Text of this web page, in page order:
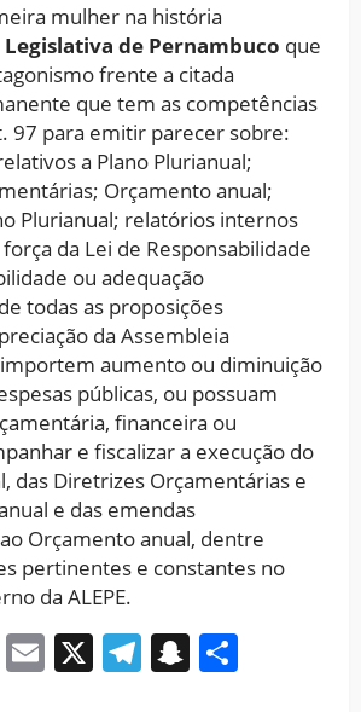
mulher na história
de Pernambuco que
frente a citada
que tem as competências
97 para emitir parecer sobre:
a Plano Plurianual;
Orçamento anual;
Plurianual; relatórios internos
da Lei de Responsabilidade
ou adequação
todas as proposições
da Assembleia
aumento ou diminuição
públicas, ou possuam
financeira ou
e fiscalizar a execução do
das Diretrizes Orçamentárias e
e das emendas
Orçamento anual, dentre
pertinentes e constantes no
da ALEPE.
CopyEmail
X Telegram
Snapchat